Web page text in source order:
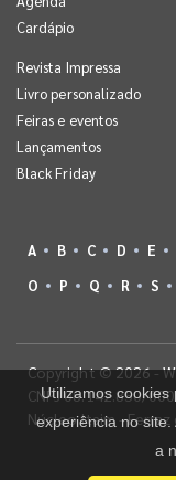
Cardápio
Revista Impressa
Livro personalizado
Feiras e eventos
Lançamentos
Black Friday
A B C D E
O
P Q R S
Copyright © 2026 -
CNPJ 08.142.850/
Núcleo Itaim - Ferraz
Utilizamos cookies
experiência no
a